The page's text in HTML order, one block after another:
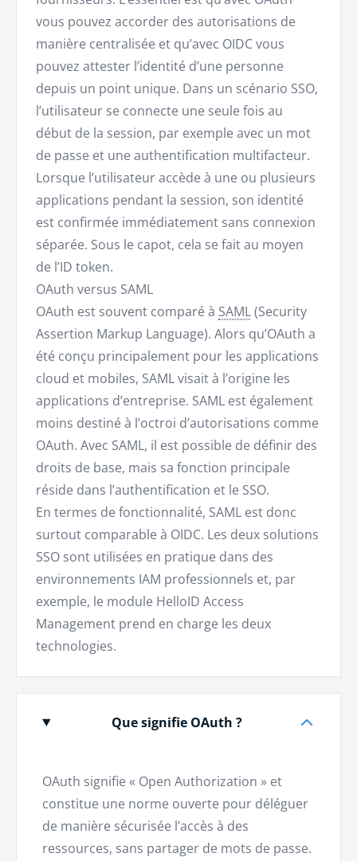
vous pouvez accorder des autorisations de
manière centralisée et qu’avec OIDC vous
pouvez attester l’identité d’une personne
depuis un point unique. Dans un scénario SSO,
l’utilisateur se connecte une seule fois au
début de la session, par exemple avec un mot
de passe et une authentification multifacteur.
Lorsque l’utilisateur accède à une ou plusieurs
applications pendant la session, son identité
est confirmée immédiatement sans connexion
séparée. Sous le capot, cela se fait au moyen
de l’ID token.
OAuth versus SAML
OAuth est souvent comparé à SAML(Security
Assertion Markup Language). Alors qu’OAuth a
été conçu principalement pour les applications
cloud et mobiles, SAML visait à l’origine les
applications d’entreprise. SAML est également
moins destiné à l’octroi d’autorisations comme
OAuth. Avec SAML, il est possible de définir des
droits de base, mais sa fonction principale
réside dans l’authentification et le SSO.
En termes de fonctionnalité, SAML est donc
surtout comparable à OIDC. Les deux solutions
SSO sont utilisées en pratique dans des
environnements IAM professionnels et, par
exemple, le module HelloID Access
Management prend en charge les deux
technologies.
Que signifie OAuth ?
OAuth signifie « Open Authorization » et
constitue une norme ouverte pour déléguer
de manière sécurisée l’accès à des
ressources, sans partager de mots de passe.